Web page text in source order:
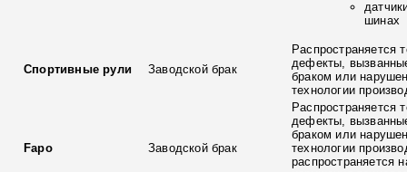
шинах
Спортивные рули Заводской брак
Распространяется
дефекты,
браком или
технологии
Fapo Заводской брак
Распространяется
дефекты,
браком или
технологии
распространяется